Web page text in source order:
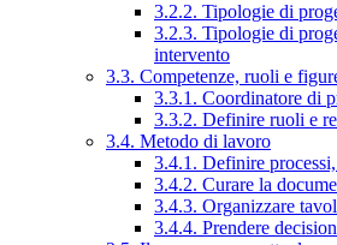
3.2.2. Tipologie di
3.2.3. Tipologie di
intervento
3.3. Competenze, ruoli e
3.3.1. Coordinatore di
3.3.2. Definire ruoli e
3.4. Metodo di lavoro
3.4.1. Definire
3.4.2. Curare la
3.4.3. Organizzare
3.4.4. Prendere